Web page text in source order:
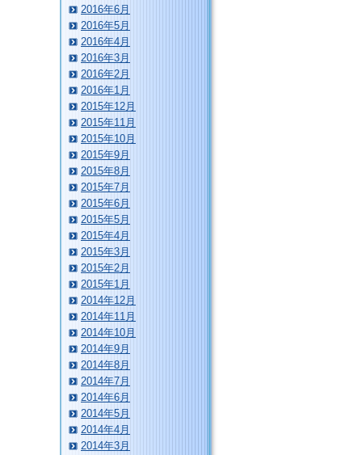
2016年6月
2016年5月
2016年4月
2016年3月
2016年2月
2016年1月
2015年12月
2015年11月
2015年10月
2015年9月
2015年8月
2015年7月
2015年6月
2015年5月
2015年4月
2015年3月
2015年2月
2015年1月
2014年12月
2014年11月
2014年10月
2014年9月
2014年8月
2014年7月
2014年6月
2014年5月
2014年4月
2014年3月